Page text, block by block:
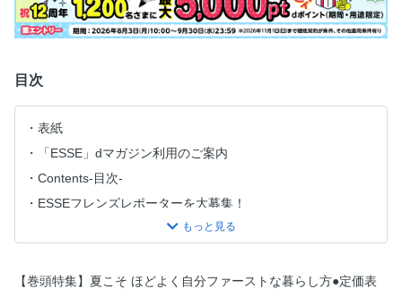
目次
表紙
「ESSE」dマガジン利用のご案内
Contents-目次-
ESSEフレンズレポーターを大募集！
今日、これつくって！／まるみキッチンさん 〈連載〉
リアルクローゼット公開！はまじをつくる12ピース 〈連
【巻頭特集】夏こそ ほどよく自分ファーストな暮らし方●定価表